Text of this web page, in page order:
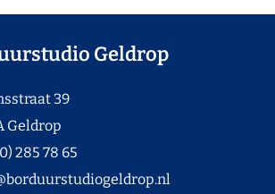
Geldrop
39
Geldrop
285 78 65